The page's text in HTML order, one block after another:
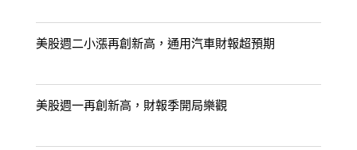
美股週二小漲再創新高，通用汽車財報超預期
美股週一再創新高，財報季開局樂觀